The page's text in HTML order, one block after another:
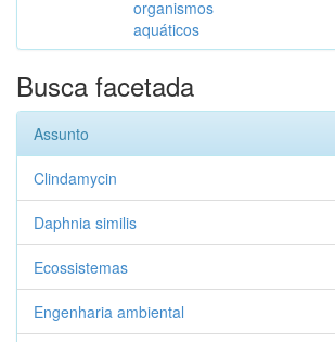
organismos
aquáticos
Busca facetada
Assunto
Clindamycin
Daphnia similis
Ecossistemas
Engenharia ambiental